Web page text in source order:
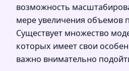
возможность
мере увеличения объемов
Существует множество
которых имеет свои
важно внимательно